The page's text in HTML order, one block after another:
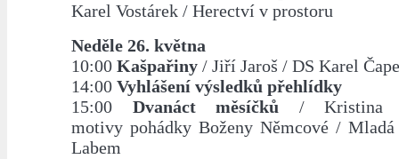
Karel Vostárek / Herectví v prostoru
Neděle 26. května
10:00 Kašpařiny / Jiří Jaroš / DS Karel
14:00 Vyhlášení výsledků přehlídky
15:00 Dvanáct měsíčků / Kristina
motivy pohádky Boženy Němcové /
Labem